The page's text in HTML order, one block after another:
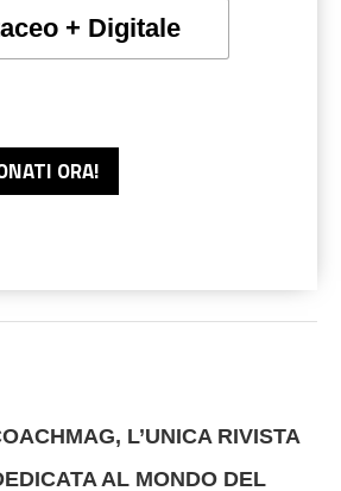
+ Digitale
ORA!
L’UNICA RIVISTA
AL MONDO DEL